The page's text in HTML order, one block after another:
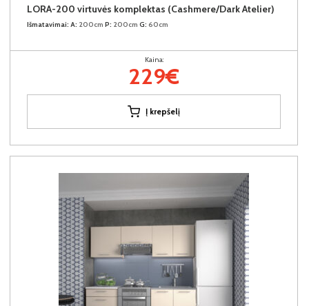
LORA-200 virtuvės komplektas (Cashmere/Dark Atelier)
Išmatavimai: A: 200cm P: 200cm G: 60cm
Kaina:
229€
Į krepšelį